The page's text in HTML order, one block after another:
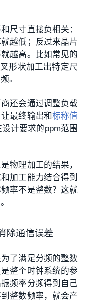
尺寸直接负相关：
越低；反过来晶片
越高。比如常见的
形状加工出特定尺
。
还会通过调整负载
最终输出和标称值
计要求的ppm范围
物理加工的结果，
加工能力结合得到
率不是整数？这就
除通信误差
了满足分频的整数
整个时钟系统的参
频率分频得到自己
整数频率，就会产